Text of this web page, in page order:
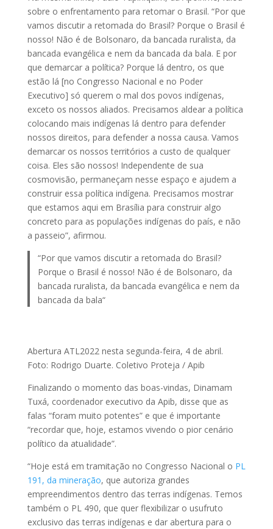
sobre o enfrentamento para retomar o Brasil. “Por que
vamos discutir a retomada do Brasil? Porque o Brasil é
nosso! Não é de Bolsonaro, da bancada ruralista, da
bancada evangélica e nem da bancada da bala. E por
que demarcar a política? Porque lá dentro, os que
estão lá [no Congresso Nacional e no Poder
Executivo] só querem o mal dos povos indígenas,
exceto os nossos aliados. Precisamos aldear a política
colocando mais indígenas lá dentro para defender
nossos direitos, para defender a nossa causa. Vamos
demarcar os nossos territórios a custo de qualquer
coisa. Eles são nossos! Independente de sua
cosmovisão, permaneçam nesse espaço e ajudem a
construir essa política indígena. Precisamos mostrar
que estamos aqui em Brasília para construir algo
concreto para as populações indígenas do país, e não
a passeio”, afirmou.
“Por que vamos discutir a retomada do Brasil?
Porque o Brasil é nosso! Não é de Bolsonaro, da
bancada ruralista, da bancada evangélica e nem da
bancada da bala“
Abertura ATL2022 nesta segunda-feira, 4 de abril.
Foto: Rodrigo Duarte. Coletivo Proteja / Apib
Finalizando o momento das boas-vindas, Dinamam
Tuxá, coordenador executivo da Apib, disse que as
falas “foram muito potentes” e que é importante
“recordar que, hoje, estamos vivendo o pior cenário
político da atualidade”.
“Hoje está em tramitação no Congresso Nacional o PL
191, da mineração, que autoriza grandes
empreendimentos dentro das terras indígenas. Temos
também o PL 490, que quer flexibilizar o usufruto
exclusivo das terras indígenas e dar abertura para o